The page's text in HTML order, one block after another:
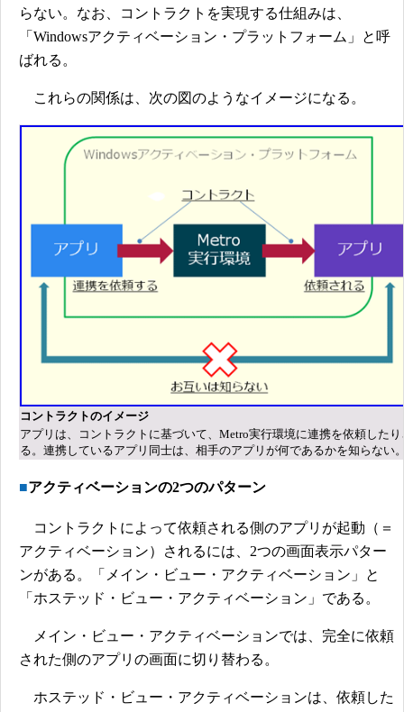
らない。なお、コントラクトを実現する仕組みは、
「Windowsアクティベーション・プラットフォーム」と呼
ばれる。
これらの関係は、次の図のようなイメージになる。
コントラクトのイメージ
アプリは、コントラクトに基づいて、Metro実行環境に連携を依頼した
る。連携しているアプリ同士は、相手のアプリが何であるかを知らない
■アクティベーションの2つのパターン
コントラクトによって依頼される側のアプリが起動（＝
アクティベーション）されるには、2つの画面表示パター
ンがある。「メイン・ビュー・アクティベーション」と
「ホステッド・ビュー・アクティベーション」である。
メイン・ビュー・アクティベーションでは、完全に依頼
された側のアプリの画面に切り替わる。
ホステッド・ビュー・アクティベーションは、依頼した